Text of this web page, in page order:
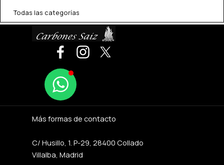
Todas las categorías
Más formas de contacto
C/ Husillo, 1. P-29, 28400 Collado
Villalba, Madrid